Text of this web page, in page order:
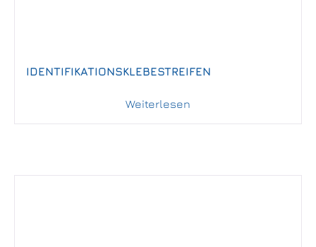
IDENTIFIKATIONSKLEBESTREIFEN
Weiterlesen